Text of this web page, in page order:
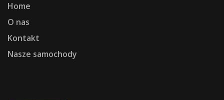
Home
O nas
Kontakt
Nasze samochody